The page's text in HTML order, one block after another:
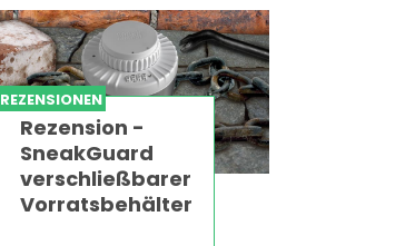
REZENSIONEN
Rezension -
SneakGuard
verschließbarer
Vorratsbehälter